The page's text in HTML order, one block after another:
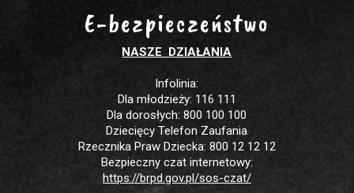
E-bezpieczeństwo
NASZE DZIAŁANIA
Infolinia:
Dla młodzieży: 116 111
Dla dorosłych: 800 100 100
Dziecięcy Telefon Zaufania
Rzecznika Praw Dziecka: 800 12 12 12
Bezpieczny czat internetowy:
https://brpd.gov.pl/sos-czat/